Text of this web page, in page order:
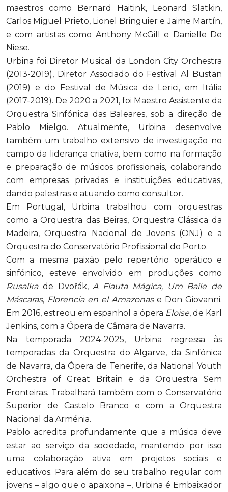
maestros como Bernard Haitink, Leonard Slatkin,
Carlos Miguel Prieto, Lionel Bringuier e Jaime Martín,
e com artistas como Anthony McGill e Danielle De
Niese.
Urbina foi Diretor Musical da London City Orchestra
(2013-2019), Diretor Associado do Festival Al Bustan
(2019) e do Festival de Música de Lerici, em Itália
(2017-2019). De 2020 a 2021, foi Maestro Assistente da
Orquestra Sinfónica das Baleares, sob a direção de
Pablo Mielgo. Atualmente, Urbina desenvolve
também um trabalho extensivo de investigação no
campo da liderança criativa, bem como na formação
e preparação de músicos profissionais, colaborando
com empresas privadas e instituições educativas,
dando palestras e atuando como consultor.
Em Portugal, Urbina trabalhou com orquestras
como a Orquestra das Beiras, Orquestra Clássica da
Madeira, Orquestra Nacional de Jovens (ONJ) e a
Orquestra do Conservatório Profissional do Porto.
Com a mesma paixão pelo repertório operático e
sinfónico, esteve envolvido em produções como
Rusalka de Dvořák,A Flauta Mágica, Um Baile de
Máscaras, Florencia en el Amazonase Don Giovanni.
Em 2016, estreou em espanhol a ópera Eloise, de Karl
Jenkins, com a Ópera de Câmara de Navarra.
Na temporada 2024-2025, Urbina regressa às
temporadas da Orquestra do Algarve, da Sinfónica
de Navarra, da Ópera de Tenerife, da National Youth
Orchestra of Great Britain e da Orquestra Sem
Fronteiras. Trabalhará também com o Conservatório
Superior de Castelo Branco e com a Orquestra
Nacional da Arménia.
Pablo acredita profundamente que a música deve
estar ao serviço da sociedade, mantendo por isso
uma colaboração ativa em projetos sociais e
educativos. Para além do seu trabalho regular com
jovens – algo que o apaixona –, Urbina é Embaixador